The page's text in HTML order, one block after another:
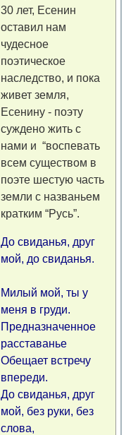
30 лет, Есенин
оставил нам
чудесное
поэтическое
наследство, и пока
живет земля,
Есенину - поэту
суждено жить с
нами и “воспевать
всем существом в
поэте шестую часть
земли с названьем
кратким “Русь”.
До свиданья, друг
мой, до свиданья.
Милый мой, ты у
меня в груди.
Предназначенное
расставанье
Обещает встречу
впереди.
До свиданья, друг
мой, без руки, без
слова,